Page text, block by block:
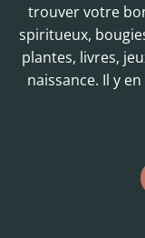
trouver votre
spiritueux,
plantes, livres,
naissance. Il y